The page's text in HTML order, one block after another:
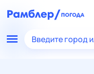
Введите город